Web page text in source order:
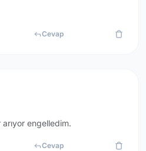
Cevap
arıyor engelledim.
Cevap